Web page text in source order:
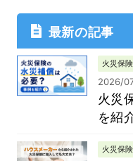
最新の記事
火災保
2026/
火災
を紹
火災保